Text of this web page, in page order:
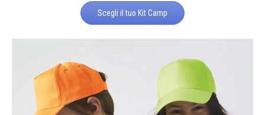
Scegli il tuo Kit Camp